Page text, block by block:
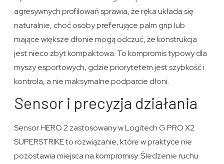
agresywnych profilowań sprawia, że ręka układa się
naturalnie, choć osoby preferujące palm grip lub
mające większe dłonie mogą odczuć, że konstrukcja
jest nieco zbyt kompaktowa. To kompromis typowy dla
myszy esportowych, gdzie priorytetem jest szybkość i
kontrola, a nie maksymalne podparcie dłoni.
Sensor i precyzja działania
Sensor HERO 2 zastosowany w Logitech G PRO X2
SUPERSTRIKE to rozwiązanie, które w praktyce nie
pozostawia miejsca na kompromisy. Śledzenie ruchu